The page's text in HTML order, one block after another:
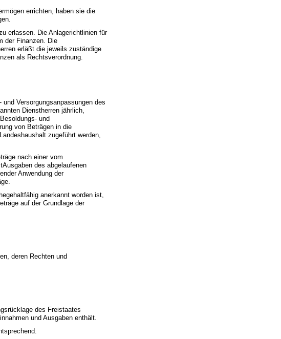
errichten, haben sie die
erlassen. Die Anlagerichtlinien für
der Finanzen. Die
erläßt die jeweils zuständige
als Rechtsverordnung.
Versorgungsanpassungen des
Dienstherren jährlich,
und
von Beträgen in die
zugeführt werden,
nach einer vom
des abgelaufenen
Anwendung der
anerkannt worden ist,
auf der Grundlage der
deren Rechten und
des Freistaates
und Ausgaben enthält.